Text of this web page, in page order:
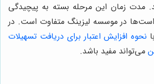
مدت زمان این مرحله بسته به پیچیدگی
در موسسه لیزینگ متفاوت است. در
نحوه افزایش اعتبار برای دریافت تسهیلات
می‌تواند مفید باشد.